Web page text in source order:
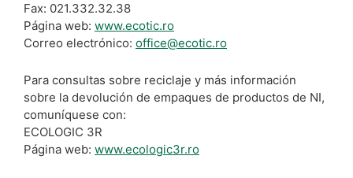
Fax: 021.332.32.38
Página web: www.ecotic.ro
Correo electrónico: office@ecotic.ro
Para consultas sobre reciclaje y más información
sobre la devolución de empaques de productos de NI,
comuníquese con:
ECOLOGIC 3R
Página web: www.ecologic3r.ro